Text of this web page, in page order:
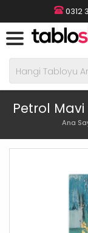
0312
Petrol
Ana